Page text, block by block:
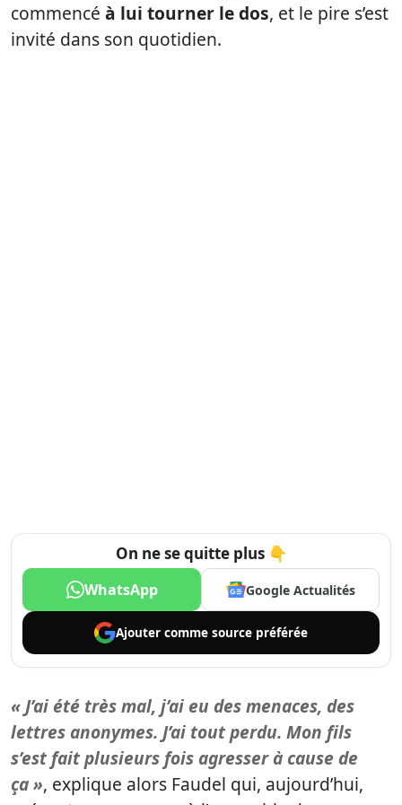
commencé à lui tourner le dos, et le pire s’est
invité dans son quotidien.
On ne se quitte plus 👇
WhatsApp Google Actualités
Ajouter comme source préférée
« J’ai été très mal, j’ai eu des menaces, des
lettres anonymes. J’ai tout perdu. Mon fils
s’est fait plusieurs fois agresser à cause de
ça », explique alors Faudel qui, aujourd’hui,